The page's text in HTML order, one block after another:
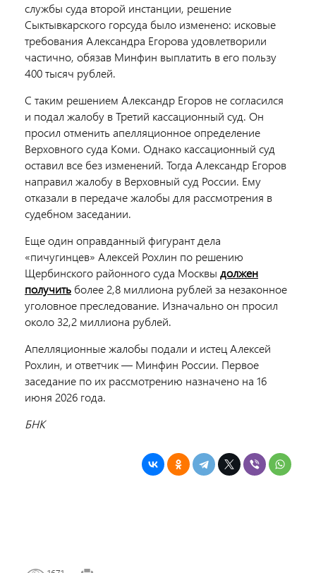
службы суда второй инстанции, решение
Сыктывкарского горсуда было изменено: исковые
требования Александра Егорова удовлетворили
частично, обязав Минфин выплатить в его пользу
400 тысяч рублей.
С таким решением Александр Егоров не согласился
и подал жалобу в Третий кассационный суд. Он
просил отменить апелляционное определение
Верховного суда Коми. Однако кассационный суд
оставил все без изменений. Тогда Александр Егоров
направил жалобу в Верховный суд России. Ему
отказали в передаче жалобы для рассмотрения в
судебном заседании.
Еще один оправданный фигурант дела
«пичугинцев» Алексей Рохлин по решению
Щербинского районного суда Москвы должен
получить более 2,8 миллиона рублей за незаконное
уголовное преследование. Изначально он просил
около 32,2 миллиона рублей.
Апелляционные жалобы подали и истец Алексей
Рохлин, и ответчик — Минфин России. Первое
заседание по их рассмотрению назначено на 16
июня 2026 года.
БНК